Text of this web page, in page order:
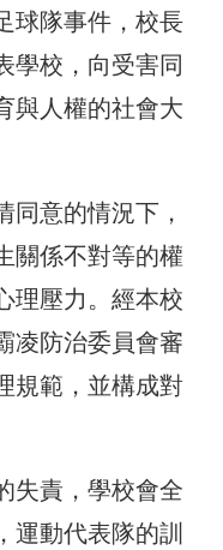
球隊事件，校長
學校，向受害同
與人權的社會大
同意的情況下，
關係不對等的權
理壓力。經本校
凌防治委員會審
規範，並構成對
失責，學校會全
運動代表隊的訓